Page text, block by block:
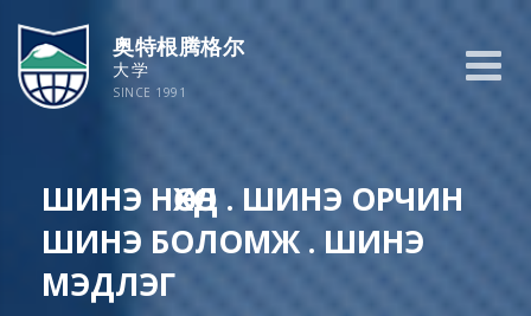
奥特根腾格尔
大学
SINCE 1991
ШИНЭ НӨХӨД . ШИНЭ ОРЧИН
ШИНЭ БОЛОМЖ . ШИНЭ
МЭДЛЭГ
ШИНЭ НӨХӨД . ШИНЭ ОРЧИН
ШИНЭ БОЛОМЖ . ШИНЭ
МЭДЛЭГ
БОЛОВСРОЛЫН
ШИНЭЧЛЭЛД ТАВТАЙ
МОРИЛ